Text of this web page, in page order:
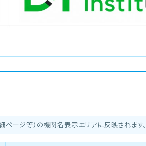
ページ等）の機関名表示エリアに反映されます。